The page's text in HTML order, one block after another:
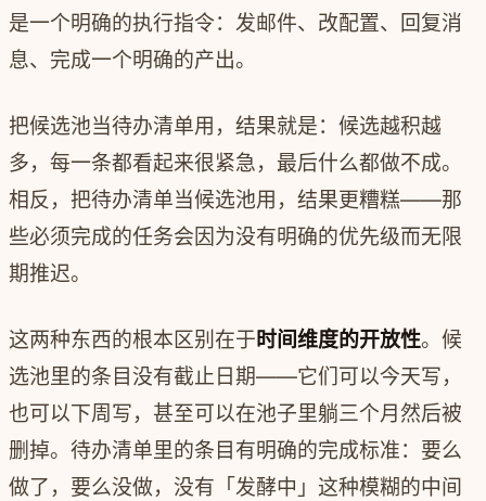
是一个明确的执行指令：发邮件、改配置、回复消
息、完成一个明确的产出。
把候选池当待办清单用，结果就是：候选越积越
多，每一条都看起来很紧急，最后什么都做不成。
相反，把待办清单当候选池用，结果更糟糕——那
些必须完成的任务会因为没有明确的优先级而无限
期推迟。
这两种东西的根本区别在于时间维度的开放性。候
选池里的条目没有截止日期——它们可以今天写，
也可以下周写，甚至可以在池子里躺三个月然后被
删掉。待办清单里的条目有明确的完成标准：要么
做了，要么没做，没有「发酵中」这种模糊的中间